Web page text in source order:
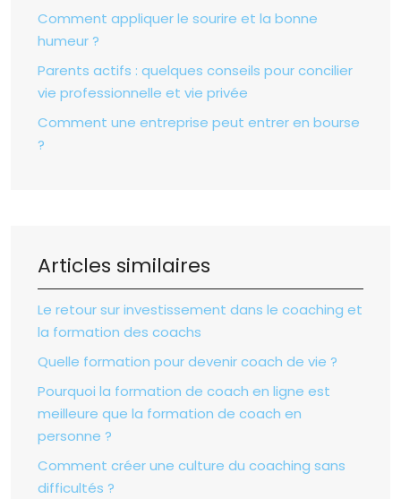
Comment appliquer le sourire et la bonne
humeur ?
Parents actifs : quelques conseils pour concilier
vie professionnelle et vie privée
Comment une entreprise peut entrer en bourse
?
Articles similaires
Le retour sur investissement dans le coaching et
la formation des coachs
Quelle formation pour devenir coach de vie ?
Pourquoi la formation de coach en ligne est
meilleure que la formation de coach en
personne ?
Comment créer une culture du coaching sans
difficultés ?